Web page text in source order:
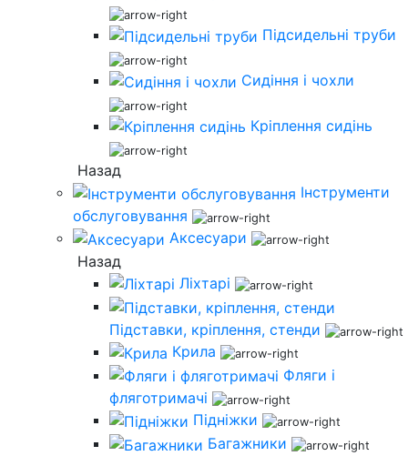
Підсидельні труби
Сидіння і чохли
Кріплення сидінь
Назад
Інструменти
обслуговування
Аксесуари
Назад
Ліхтарі
Підставки, кріплення, стенди
Крила
Фляги і
фляготримачі
Підніжки
Багажники